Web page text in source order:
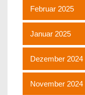
Februar 2025
Januar 2025
Dezember 2024
November 2024